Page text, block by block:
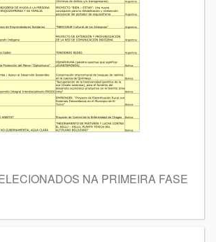
NA PRIMEIRA FASE